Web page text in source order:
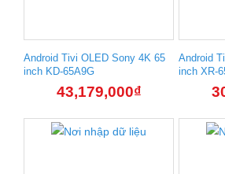
Android Tivi OLED Sony 4K 65
inch KD-65A9G
43,179,000₫
Android
inch XR-